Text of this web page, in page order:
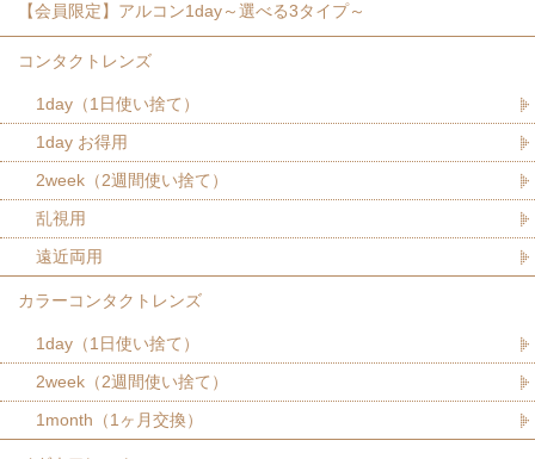
【会員限定】アルコン1day～選べる3タイプ～
コンタクトレンズ
1day（1日使い捨て）
1day お得用
2week（2週間使い捨て）
乱視用
遠近両用
カラーコンタクトレンズ
1day（1日使い捨て）
2week（2週間使い捨て）
1month（1ヶ月交換）